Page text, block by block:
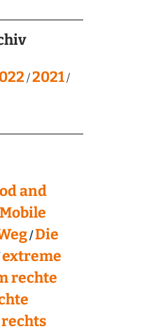
2021
and
Die
extreme
rechte